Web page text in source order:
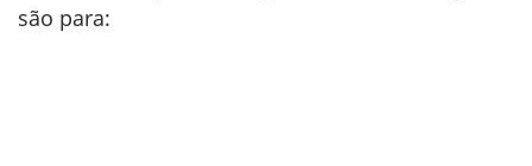
são para: